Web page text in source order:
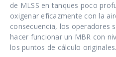
de MLSS en tanques poco
oxigenar eficazmente con la
consecuencia, los operadores
hacer funcionar un MBR con
los puntos de cálculo originales.